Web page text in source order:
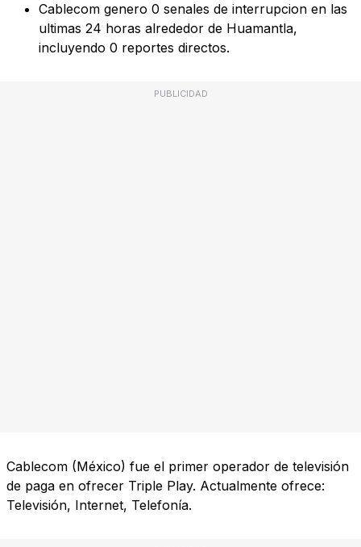
Cablecom genero 0 senales de interrupcion en las
ultimas 24 horas alrededor de Huamantla,
incluyendo 0 reportes directos.
PUBLICIDAD
Cablecom (México) fue el primer operador de televisión
de paga en ofrecer Triple Play. Actualmente ofrece:
Televisión, Internet, Telefonía.